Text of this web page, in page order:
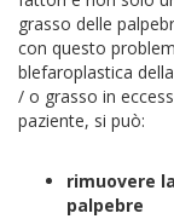
grasso delle
con questo
blefaroplastica
/ o grasso in
paziente, si può:
rimuovere
palpebre